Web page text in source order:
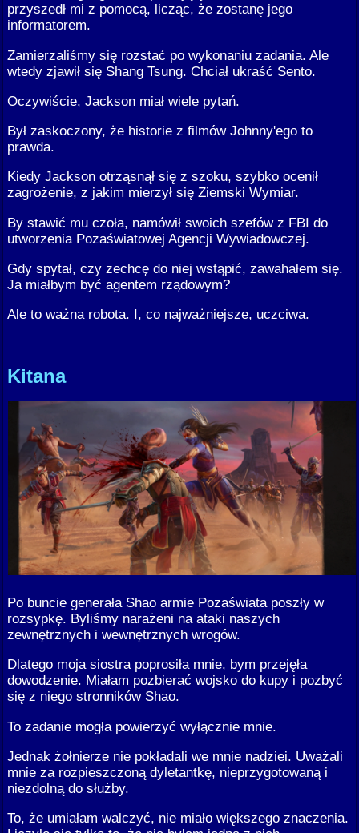
przyszedł mi z pomocą, licząc, że zostanę jego
informatorem.
Zamierzaliśmy się rozstać po wykonaniu zadania. Ale
wtedy zjawił się Shang Tsung. Chciał ukraść Sento.
Oczywiście, Jackson miał wiele pytań.
Był zaskoczony, że historie z filmów Johnny'ego to
prawda.
Kiedy Jackson otrząsnął się z szoku, szybko ocenił
zagrożenie, z jakim mierzył się Ziemski Wymiar.
By stawić mu czoła, namówił swoich szefów z FBI do
utworzenia Pozaświatowej Agencji Wywiadowczej.
Gdy spytał, czy zechcę do niej wstąpić, zawahałem się.
Ja miałbym być agentem rządowym?
Ale to ważna robota. I, co najważniejsze, uczciwa.
Kitana
Po buncie generała Shao armie Pozaświata poszły w
rozsypkę. Byliśmy narażeni na ataki naszych
zewnętrznych i wewnętrznych wrogów.
Dlatego moja siostra poprosiła mnie, bym przejęła
dowodzenie. Miałam pozbierać wojsko do kupy i pozbyć
się z niego stronników Shao.
To zadanie mogła powierzyć wyłącznie mnie.
Jednak żołnierze nie pokładali we mnie nadziei. Uważali
mnie za rozpieszczoną dyletantkę, nieprzygotowaną i
niezdolną do służby.
To, że umiałam walczyć, nie miało większego znaczenia.